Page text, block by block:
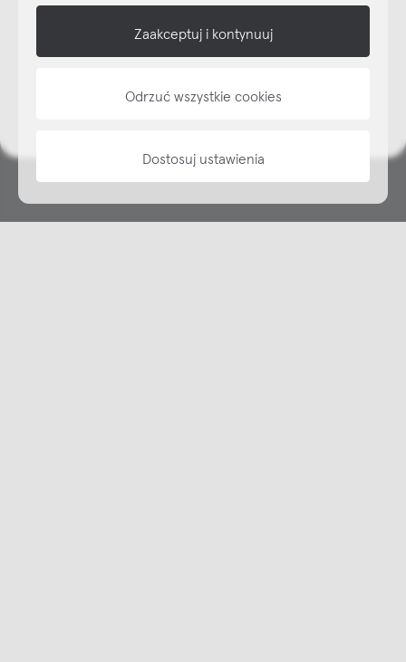
NAP
Zaakceptuj i kontynuuj
Odrzuć wszystkie cookies
Dostosuj ustawienia